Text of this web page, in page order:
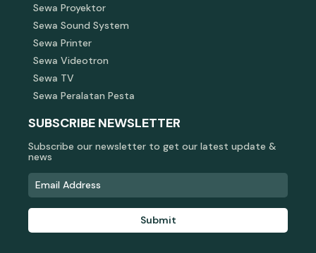
Sewa Proyektor
Sewa Sound System
Sewa Printer
Sewa Videotron
Sewa TV
Sewa Peralatan Pesta
SUBSCRIBE NEWSLETTER
Subscribe our newsletter to get our latest update &
news
Submit